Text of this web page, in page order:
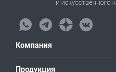
и искусственного
Компания
Продукция